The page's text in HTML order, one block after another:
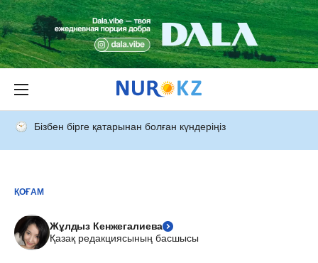
Бізбен бірге қатарынан болған күндеріңіз
ҚОҒАМ
Жұлдыз Кенжегалиева
Қазақ редакциясының басшысы